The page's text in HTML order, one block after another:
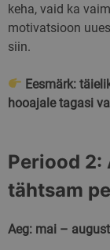
keha, vaid ka
motivatsioon
siin.
Eesmärk:
hooajale tagasi
Periood 2:
tähtsam
Aeg: mai –